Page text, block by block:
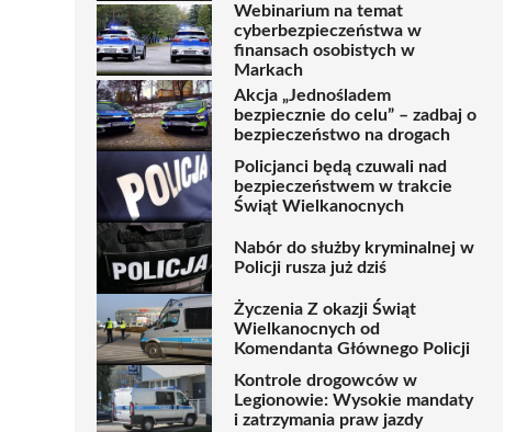
Webinarium na temat
cyberbezpieczeństwa w
finansach osobistych w
Markach
Akcja „Jednośladem
bezpiecznie do celu” – zadbaj o
bezpieczeństwo na drogach
Policjanci będą czuwali nad
bezpieczeństwem w trakcie
Świąt Wielkanocnych
Nabór do służby kryminalnej w
Policji rusza już dziś
Życzenia Z okazji Świąt
Wielkanocnych od
Komendanta Głównego Policji
Kontrole drogowców w
Legionowie: Wysokie mandaty
i zatrzymania praw jazdy